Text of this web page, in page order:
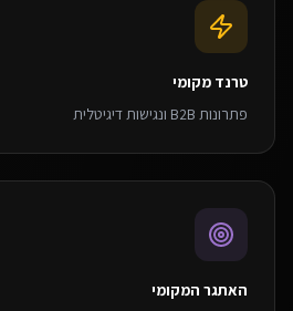
טרנד מקומי
פתרונות B2B ונגישות דיגיטלית
האתגר המקומי